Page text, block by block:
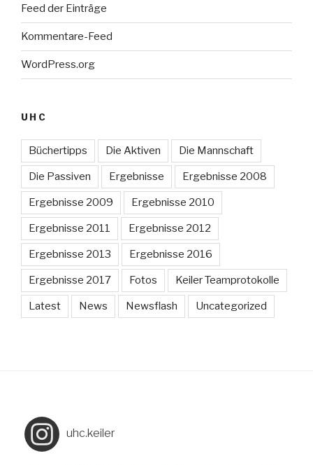
Feed der Einträge
Kommentare-Feed
WordPress.org
UHC
Büchertipps Die Aktiven Die Mannschaft
Die Passiven Ergebnisse Ergebnisse 2008
Ergebnisse 2009 Ergebnisse 2010
Ergebnisse 2011 Ergebnisse 2012
Ergebnisse 2013 Ergebnisse 2016
Ergebnisse 2017 Fotos Keiler Teamprotokolle
Latest News Newsflash Uncategorized
uhc.keiler